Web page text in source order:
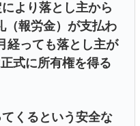
より落とし主から
（報労金）が支払わ
経っても落とし主が
式に所有権を得る
くるという安全な